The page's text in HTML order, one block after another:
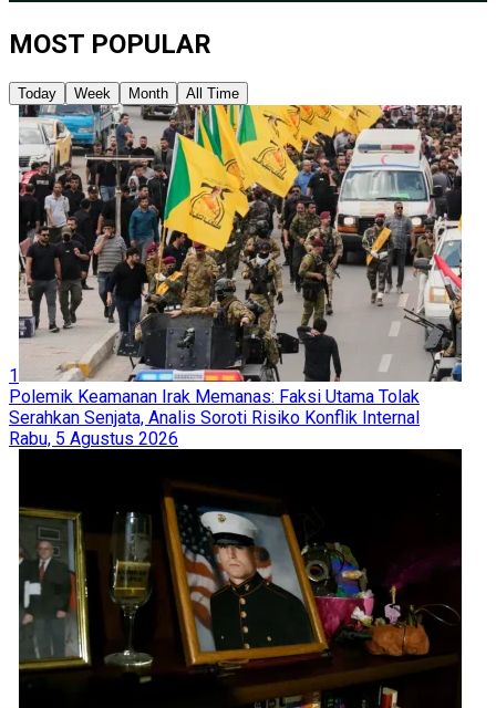
MOST POPULAR
Today Week Month All Time
1
Polemik Keamanan Irak Memanas: Faksi Utama Tolak
Serahkan Senjata, Analis Soroti Risiko Konflik Internal
Rabu, 5 Agustus 2026